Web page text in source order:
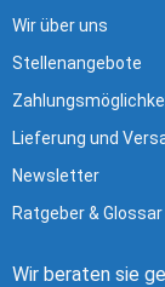
Wir über uns
Stellenangebote
Lieferung und
Newsletter
Ratgeber & Glossar
Wir beraten sie